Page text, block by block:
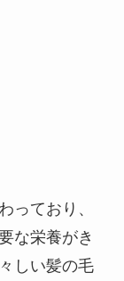
っており、
な栄養がき
しい髪の毛